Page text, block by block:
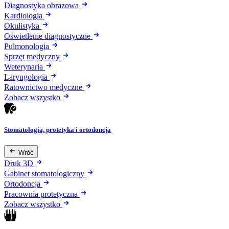
Diagnostyka obrazowa
Kardiologia
Okulistyka
Oświetlenie diagnostyczne
Pulmonologia
Sprzęt medyczny
Weterynaria
Laryngologia
Ratownictwo medyczne
Zobacz wszystko
Stomatologia, protetyka i ortodoncja
Wróć
Druk 3D
Gabinet stomatologiczny
Ortodoncja
Pracownia protetyczna
Zobacz wszystko